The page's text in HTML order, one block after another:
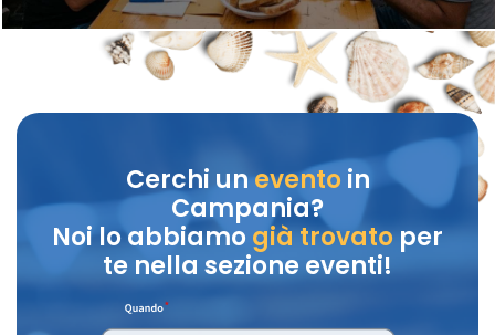
Cerchi unevento in
Campania?
Noi lo abbiamo già trovatoper
te nella sezione eventi!